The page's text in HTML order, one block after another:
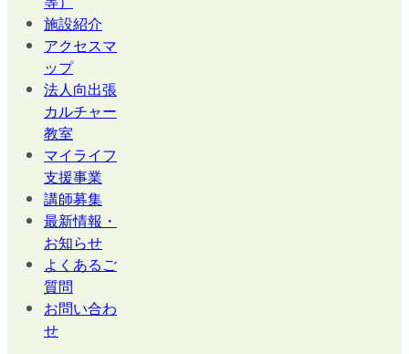
施設紹介
アクセスマ
ップ
法人向出張
カルチャー
教室
マイライフ
支援事業
講師募集
最新情報・
お知らせ
よくあるご
質問
お問い合わ
せ